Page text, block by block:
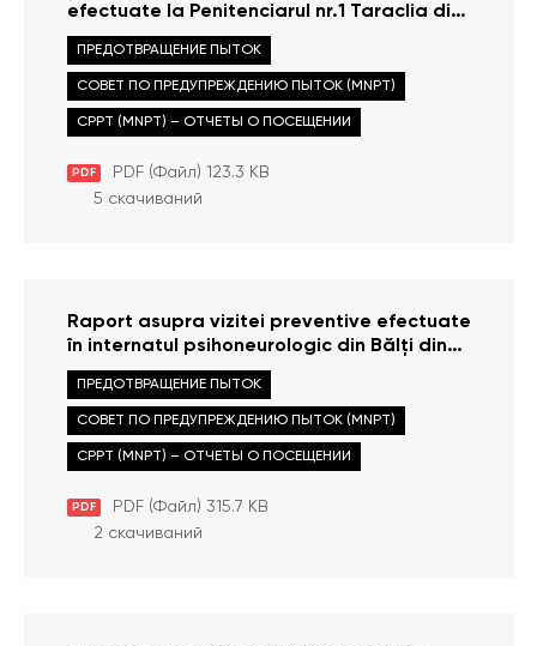
efectuate la Penitenciarul nr.1 Taraclia din
17.01.2013
PDF PDF (Файл) 123.3 KB
ПРЕДОТВРАЩЕНИЕ ПЫТОК
СОВЕТ ПО ПРЕДУПРЕЖДЕНИЮ ПЫТОК (MNPT)
CPPT (MNPT) – ОТЧЕТЫ О ПОСЕЩЕНИИ
5 скачиваний
Raport asupra vizitei preventive efectuate
în internatul psihoneurologic din Bălți din
10 ianuarie 2013
PDF PDF (Файл) 315.7 KB
ПРЕДОТВРАЩЕНИЕ ПЫТОК
СОВЕТ ПО ПРЕДУПРЕЖДЕНИЮ ПЫТОК (MNPT)
CPPT (MNPT) – ОТЧЕТЫ О ПОСЕЩЕНИИ
2 скачиваний